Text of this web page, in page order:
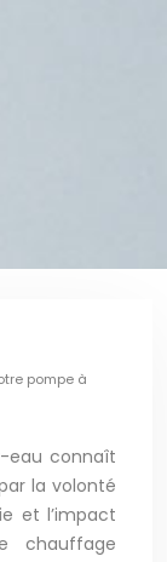
pompe à
eau connaît
la volonté
et l’impact
chauffage